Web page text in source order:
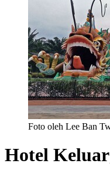
Foto oleh Lee Ban
Hotel